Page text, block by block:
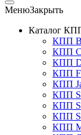
МенюЗакрыть
Каталог
КПП
КПП
КПП
КПП
КПП
КПП
КПП
КПП
КПП